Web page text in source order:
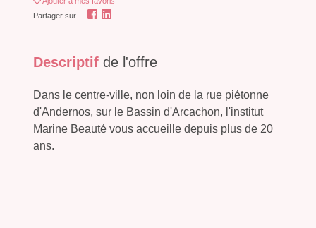
Partager sur
Descriptif de l'offre
Dans le centre-ville, non loin de la rue piétonne
d'Andernos, sur le Bassin d'Arcachon, l'institut
Marine Beauté vous accueille depuis plus de 20
ans.